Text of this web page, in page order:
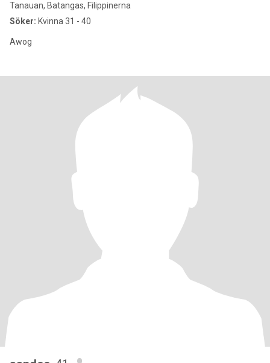
Tanauan, Batangas, Filippinerna
Söker: Kvinna 31 - 40
Awog